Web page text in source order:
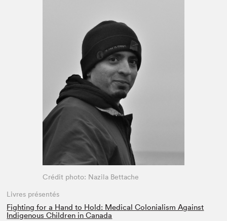
Crédit photo: Nazila Bettache
Livres présentés
Fighting for a Hand to Hold: Medical Colonialism Against
Indigenous Children in Canada